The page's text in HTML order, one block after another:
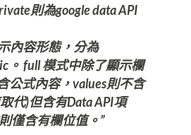
則為google data API
內容形態，分為
。 full 模式中除了顯示欄
公式內容，values則不含
代)但含有Data API項
僅含有欄位值。